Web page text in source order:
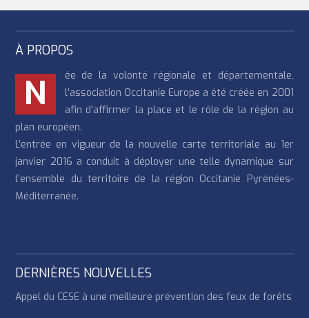
À PROPOS
N
ée de la volonté régionale et départementale,
l’association Occitanie Europe a été créée en 2001
afin d’affirmer la place et le rôle de la région au
plan européen.
L’entrée en vigueur de la nouvelle carte territoriale au 1er
janvier 2016 a conduit à déployer une telle dynamique sur
l’ensemble du territoire de la région Occitanie Pyrénées-
Méditerranée.
DERNIÈRES NOUVELLES
Appel du CESE à une meilleure prévention des feux de forêts